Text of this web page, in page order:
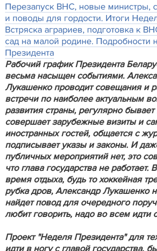
Перезапуск ВНС, новые министры,
и поводы для гордости. Итоги
Встряска аграриев, подготовка к
сад на малой родине. Подробности
Президента
Рабочий график Президента
весьма насыщен событиями.
Лукашенко проводит совещания и
встречи по наиболее актуальным
развития страны, регулярно бывает
совершает зарубежные визиты и
иностранных гостей, общается с
подписывает указы и законы. И
публичных мероприятий нет, это
что глава государства не работает.
время отдыха, будь то хоккейная
рубка дров, Александр Лукашенко
найдет повод для очередного
любит говорить, надо во всем идти
Проект "Неделя Президента" для
идти в ногу с главой государства,